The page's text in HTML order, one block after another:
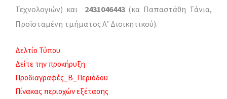
Τεχνολογιών) και 2431046443(κα Παπαστάθη Τάνια,
Προϊσταμένη τμήματος Α’ Διοικητικού).
Δελτίο Τύπου
Δείτε την προκήρυξη
Προδιαγραφές_Β_Περιόδου
Πίνακας περιοχών εξέτασης